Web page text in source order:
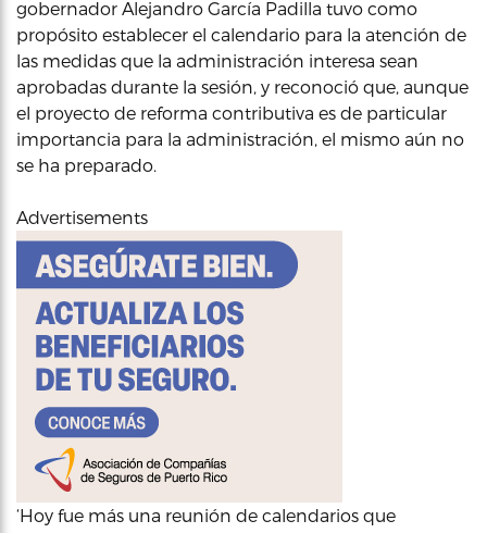
gobernador Alejandro García Padilla tuvo como
propósito establecer el calendario para la atención de
las medidas que la administración interesa sean
aprobadas durante la sesión, y reconoció que, aunque
el proyecto de reforma contributiva es de particular
importancia para la administración, el mismo aún no
se ha preparado.
Advertisements
‘Hoy fue más una reunión de calendarios que